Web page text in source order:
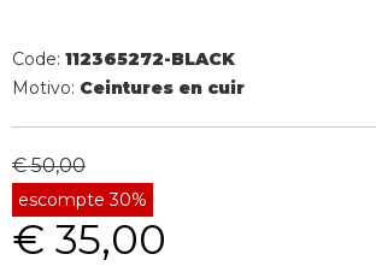
Code: 112365272-BLACK
Motivo: Ceintures en cuir
€ 50,00
escompte 30%
€ 35,00